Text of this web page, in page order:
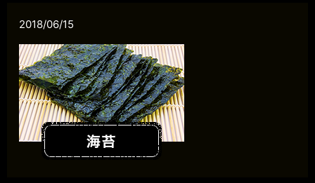
2018/06/15